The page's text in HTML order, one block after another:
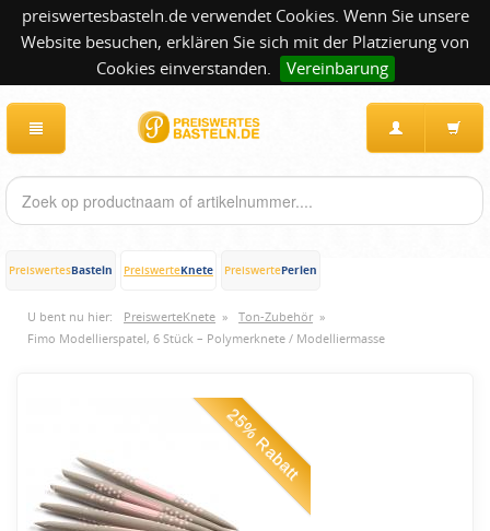
preiswertesbasteln.de verwendet Cookies. Wenn Sie unsere
Website besuchen, erklären Sie sich mit der Platzierung von
Cookies einverstanden.
Vereinbarung
PreiswertesBasteln PreiswerteKnete PreiswertePerlen
U bent nu hier: PreiswerteKnete » Ton-Zubehör»
Fimo Modellierspatel, 6 Stück – Polymerknete / Modelliermasse
25% Rabatt